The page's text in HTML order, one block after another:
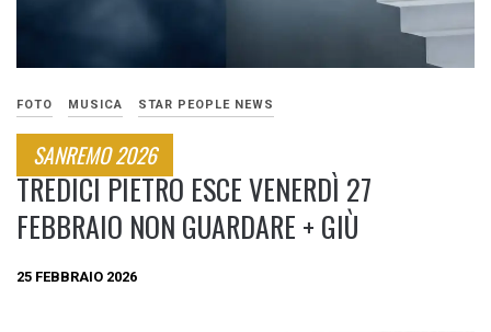
FOTO MUSICA STAR PEOPLE NEWS
SANREMO 2026
TREDICI PIETRO ESCE VENERDÌ 27
FEBBRAIO NON GUARDARE + GIÙ​
25 FEBBRAIO 2026